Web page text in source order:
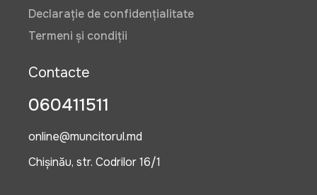
Declarație de confidențialitate
Termeni și condiții
Contacte
060411511
online@muncitorul.md
Chișinău, str. Codrilor 16/1